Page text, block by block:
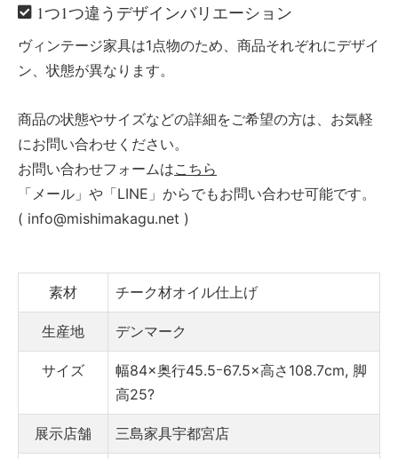
1つ1つ違うデザインバリエーション
ヴィンテージ家具は1点物のため、商品それぞれにデザイ
ン、状態が異なります。
商品の状態やサイズなどの詳細をご希望の方は、お気軽
にお問い合わせください。
お問い合わせフォームはこちら
「メール」や「LINE」からでもお問い合わせ可能です。
( info@mishimakagu.net )
素材 チーク材オイル仕上げ
生産地 デンマーク
サイズ
幅84×奥行45.5ｰ67.5×高さ108.7cm, 脚
高25?
展示店舗 三島家具宇都宮店